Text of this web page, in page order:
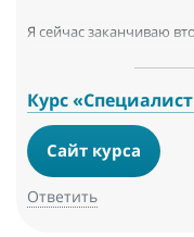
Я сейчас заканчиваю
сказать в отзыве про
Материалы даны
тексты. Для
учебники, другие
ознакомиться.
Курс
Сайт курса
Ответить